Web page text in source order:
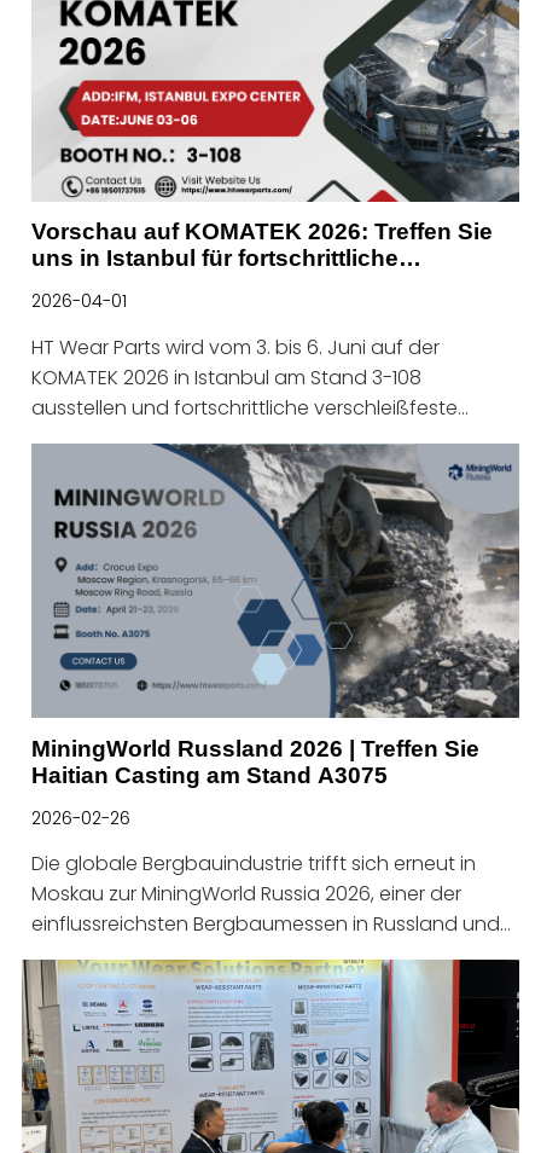
Vorschau auf KOMATEK 2026: Treffen Sie
uns in Istanbul für fortschrittliche
2026-04-01
HT Wear Parts wird vom 3. bis 6. Juni auf der
KOMATEK 2026 in Istanbul am Stand 3-108
ausstellen und fortschrittliche verschleißfeste
Lösungen vorstellen.
MiningWorld Russland 2026 | Treffen Sie
Haitian Casting am Stand A3075
2026-02-26
Die globale Bergbauindustrie trifft sich erneut in
Moskau zur MiningWorld Russia 2026, einer der
einflussreichsten Bergbaumessen in Russland und
der GUS-Region. Haitian Heavy Industry Technology
lädt Sie herzlich ein, uns zu besuchen: 📍 Stand Nr.:
A3075 📅 Datum: 21.–23. April 2026 📌
Veranstaltungsort: Crocus Expo, Moskau, Russland
Über Haitian Casting TechnologyHaitian Heavy
Industry Technology ist ein Professioneller Hersteller,
der sich auf verschleißfeste Gussteile für die